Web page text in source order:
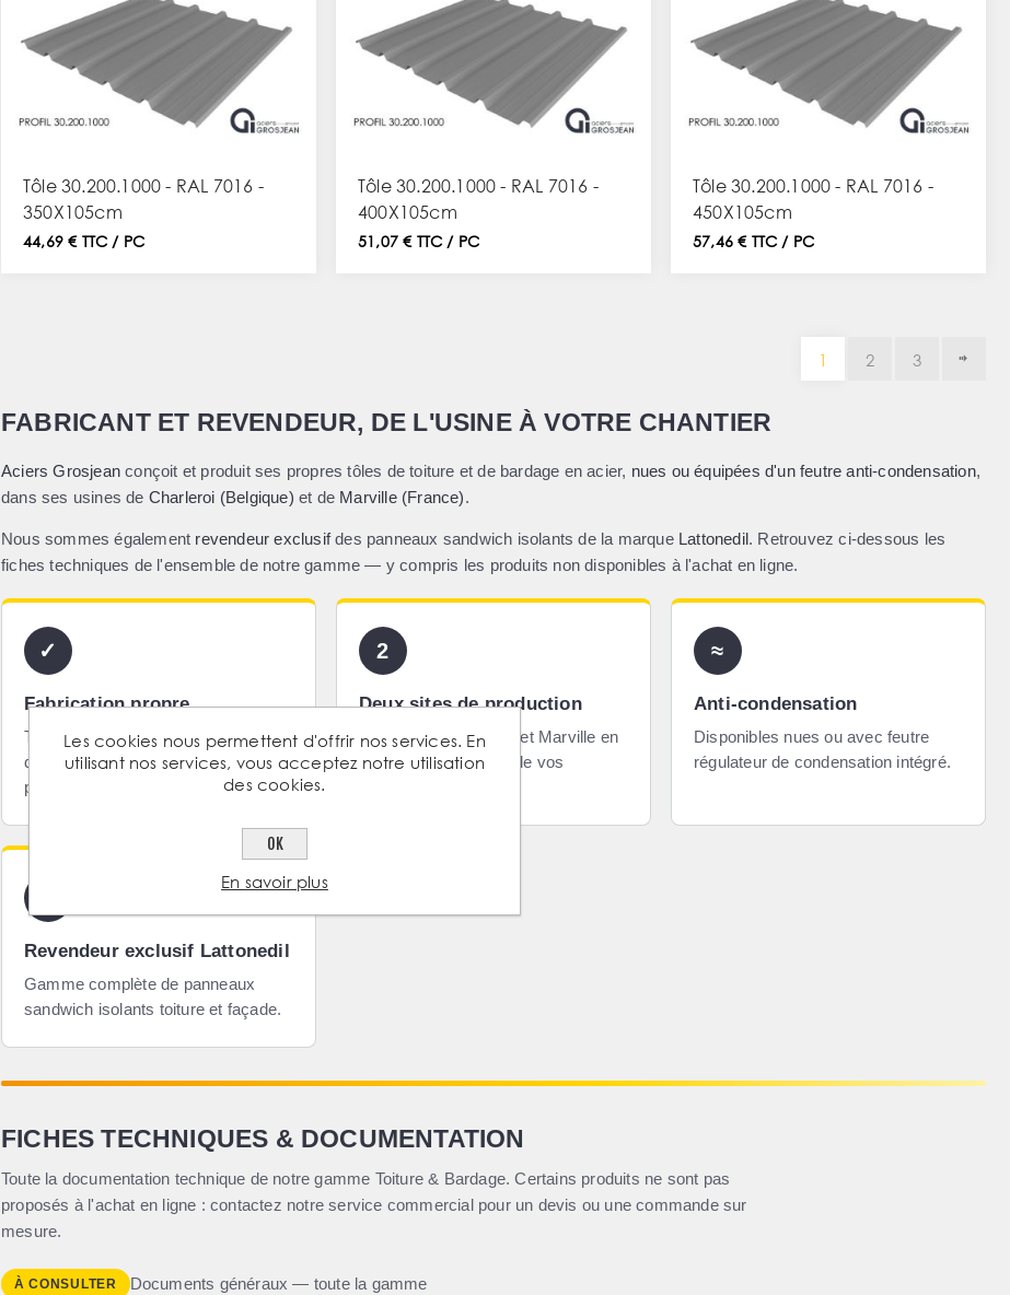
Tôle 30.200.1000 - RAL 7016 -
350X105cm
44,69 € TTC / PC
Tôle 30.200.1000 - RAL 7016 -
400X105cm
51,07 € TTC / PC
Tôle 30.200.1000 - RAL 7016 -
450X105cm
57,46 € TTC / PC
1 2 3
FABRICANT ET REVENDEUR, DE L'USINE À VOTRE CHANTIER
Aciers Grosjean conçoit et produit ses propres tôles de toiture et de bardage en acier, nues ou équipées d'un feutre anti-condensation,
dans ses usines de Charleroi (Belgique) et de Marville (France).
Nous sommes également revendeur exclusifdes panneaux sandwich isolants de la marque Lattonedil. Retrouvez ci-dessous les
fiches techniques de l'ensemble de notre gamme — y compris les produits non disponibles à l'achat en ligne.
✓
Fabrication propre
Tôles profilées et ondulées produites
dans nos propres lignes de
profilage.
2
Deux sites de production
Charleroi en Belgique et Marville en
France, au plus près de vos
≈
Anti-condensation
Disponibles nues ou avec feutre
régulateur de condensation intégré.
Revendeur exclusif Lattonedil
Gamme complète de panneaux
sandwich isolants toiture et façade.
FICHES TECHNIQUES & DOCUMENTATION
Toute la documentation technique de notre gamme Toiture & Bardage. Certains produits ne sont pas
proposés à l'achat en ligne : contactez notre service commercial pour un devis ou une commande sur
mesure.
À CONSULTER Documents généraux — toute la gamme
Les cookies nous permettent d'offrir nos services. En
utilisant nos services, vous acceptez notre utilisation
des cookies.
OK
En savoir plus